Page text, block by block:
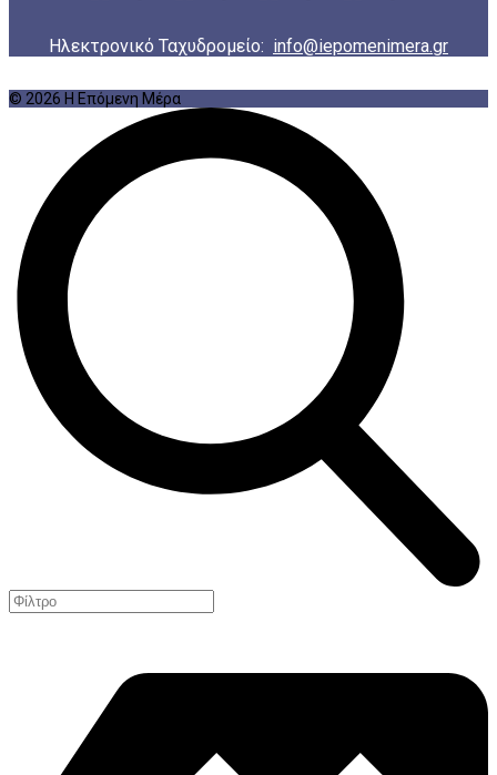
Ηλεκτρονικό Ταχυδρομείο: info@iepomenimera.gr
© 2026 Η Επόμενη Μέρα